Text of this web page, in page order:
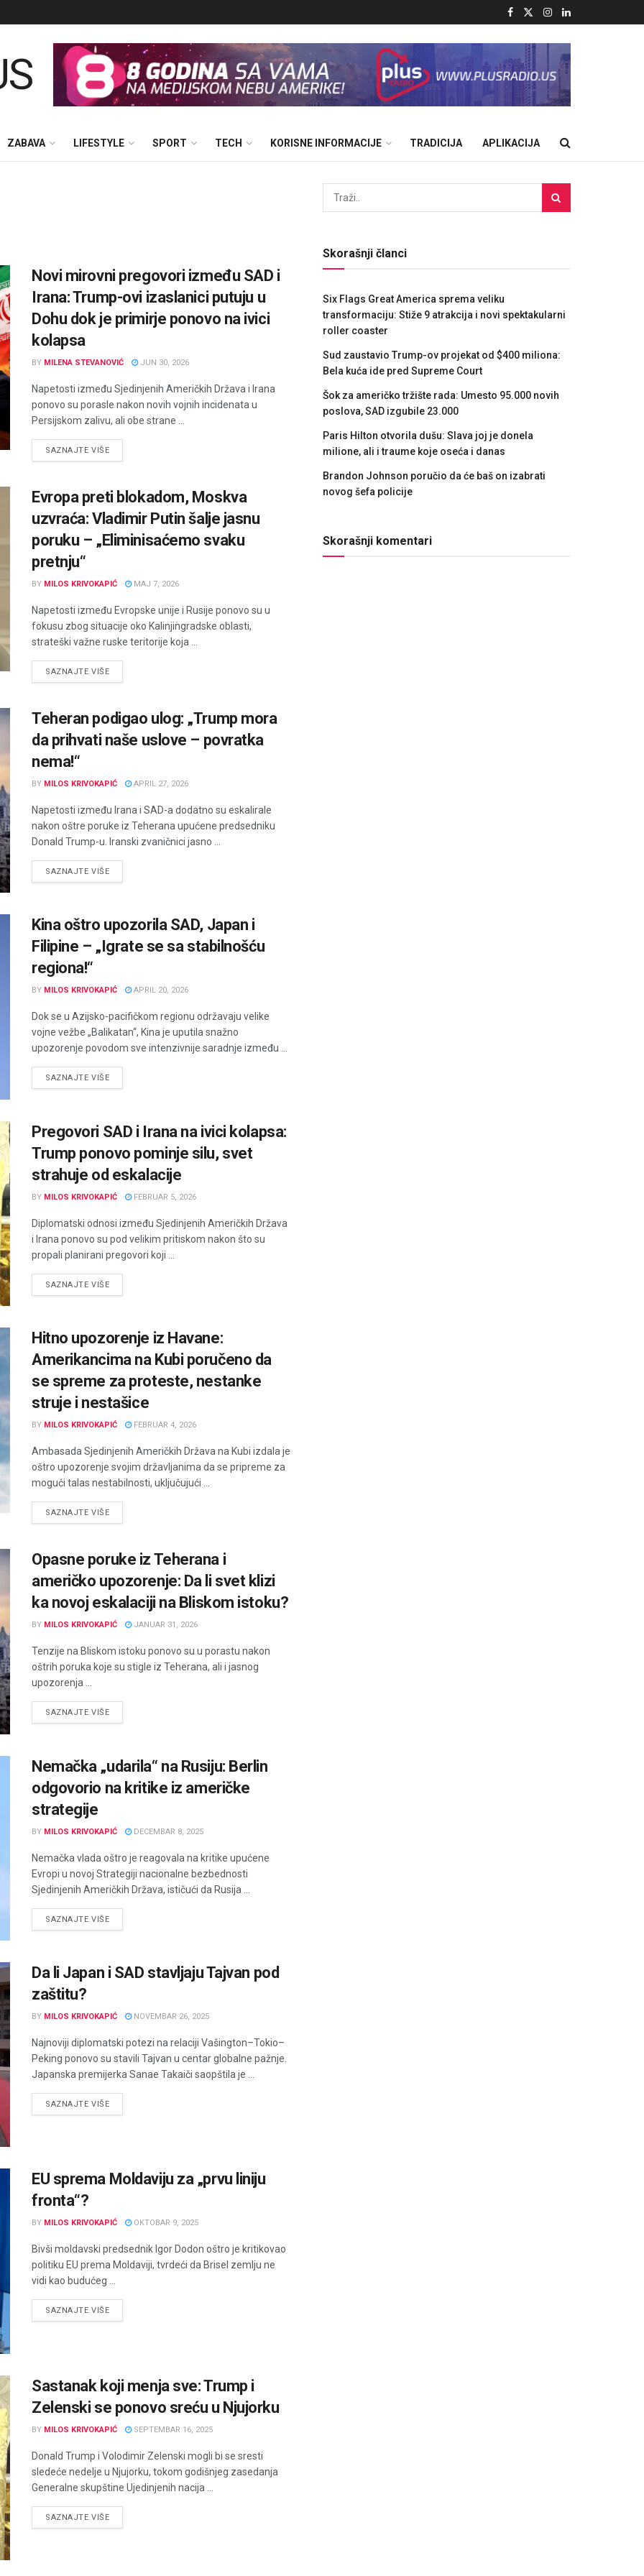
ZABAVA LIFESTYLE SPORT TECH KORISNE INFORMACIJE TRADICIJA APLIKACIJA
Novi mirovni pregovori između SAD i
Irana: Trump-ovi izaslanici putuju u
Dohu dok je primirje ponovo na ivici
kolapsa
BY MILENA STEVANOVIĆ JUN 30, 2026
Napetosti između Sjedinjenih Američkih Država i Irana
ponovo su porasle nakon novih vojnih incidenata u
Persijskom zalivu, ali obe strane ...
SAZNAJTE VIŠEDETAILS
Evropa preti blokadom, Moskva
uzvraća: Vladimir Putin šalje jasnu
poruku – „Eliminisaćemo svaku
pretnju“
BY MILOS KRIVOKAPIĆ MAJ 7, 2026
Napetosti između Evropske unije i Rusije ponovo su u
fokusu zbog situacije oko Kalinjingradske oblasti,
strateški važne ruske teritorije koja ...
SAZNAJTE VIŠEDETAILS
Teheran podigao ulog: „Trump mora
da prihvati naše uslove – povratka
nema!“
BY MILOS KRIVOKAPIĆ APRIL 27, 2026
Napetosti između Irana i SAD-a dodatno su eskalirale
nakon oštre poruke iz Teherana upućene predsedniku
Donald Trump-u. Iranski zvaničnici jasno ...
SAZNAJTE VIŠEDETAILS
Kina oštro upozorila SAD, Japan i
Filipine – „Igrate se sa stabilnošću
regiona!“
BY MILOS KRIVOKAPIĆ APRIL 20, 2026
Dok se u Azijsko-pacifičkom regionu održavaju velike
vojne vežbe „Balikatan“, Kina je uputila snažno
upozorenje povodom sve intenzivnije saradnje između ...
SAZNAJTE VIŠEDETAILS
Pregovori SAD i Irana na ivici kolapsa:
Trump ponovo pominje silu, svet
strahuje od eskalacije
BY MILOS KRIVOKAPIĆ FEBRUAR 5, 2026
Diplomatski odnosi između Sjedinjenih Američkih Država
i Irana ponovo su pod velikim pritiskom nakon što su
propali planirani pregovori koji ...
SAZNAJTE VIŠEDETAILS
Hitno upozorenje iz Havane:
Amerikancima na Kubi poručeno da
se spreme za proteste, nestanke
struje i nestašice
BY MILOS KRIVOKAPIĆ FEBRUAR 4, 2026
Ambasada Sjedinjenih Američkih Država na Kubi izdala je
oštro upozorenje svojim državljanima da se pripreme za
mogući talas nestabilnosti, uključujući ...
SAZNAJTE VIŠEDETAILS
Opasne poruke iz Teherana i
američko upozorenje: Da li svet klizi
ka novoj eskalaciji na Bliskom istoku?
BY MILOS KRIVOKAPIĆ JANUAR 31, 2026
Tenziје na Bliskom istoku ponovo su u porastu nakon
oštrih poruka koje su stigle iz Teherana, ali i jasnog
upozorenja ...
SAZNAJTE VIŠEDETAILS
Nemačka „udarila“ na Rusiju: Berlin
odgovorio na kritike iz američke
strategije
BY MILOS KRIVOKAPIĆ DECEMBAR 8, 2025
Nemačka vlada oštro je reagovala na kritike upućene
Evropi u novoj Strategiji nacionalne bezbednosti
Sjedinjenih Američkih Država, ističući da Rusija ...
SAZNAJTE VIŠEDETAILS
Da li Japan i SAD stavljaju Tajvan pod
zaštitu?
BY MILOS KRIVOKAPIĆ NOVEMBAR 26, 2025
Najnoviji diplomatski potezi na relaciji Vašington–Tokio–
Peking ponovo su stavili Tajvan u centar globalne pažnje.
Japanska premijerka Sanae Takaiči saopštila je ...
SAZNAJTE VIŠEDETAILS
EU sprema Moldaviju za „prvu liniju
fronta“?
BY MILOS KRIVOKAPIĆ OKTOBAR 9, 2025
Bivši moldavski predsednik Igor Dodon oštro je kritikovao
politiku EU prema Moldaviji, tvrdeći da Brisel zemlju ne
vidi kao budućeg ...
SAZNAJTE VIŠEDETAILS
Sastanak koji menja sve: Trump i
Zelenski se ponovo sreću u Njujorku
BY MILOS KRIVOKAPIĆ SEPTEMBAR 16, 2025
Donald Trump i Volodimir Zelenski mogli bi se sresti
sledeće nedelje u Njujorku, tokom godišnjeg zasedanja
Generalne skupštine Ujedinjenih nacija ...
SAZNAJTE VIŠEDETAILS
Skorašnji članci
Six Flags Great America sprema veliku
transformaciju: Stiže 9 atrakcija i novi spektakularni
roller coaster
Sud zaustavio Trump-ov projekat od $400 miliona:
Bela kuća ide pred Supreme Court
Šok za američko tržište rada: Umesto 95.000 novih
poslova, SAD izgubile 23.000
Paris Hilton otvorila dušu: Slava joj je donela
milione, ali i traume koje oseća i danas
Brandon Johnson poručio da će baš on izabrati
novog šefa policije
Skorašnji komentari